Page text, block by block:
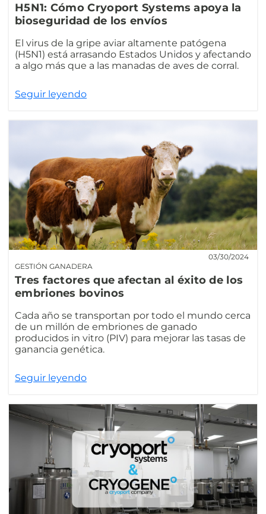
H5N1: Cómo Cryoport Systems apoya la
bioseguridad de los envíos
El virus de la gripe aviar altamente patógena
(H5N1) está arrasando Estados Unidos y afectando
a algo más que a las manadas de aves de corral.
Seguir leyendo
GESTIÓN GANADERA
03/30/2024
Tres factores que afectan al éxito de los
embriones bovinos
Cada año se transportan por todo el mundo cerca
de un millón de embriones de ganado
producidos in vitro (PIV) para mejorar las tasas de
ganancia genética.
Seguir leyendo